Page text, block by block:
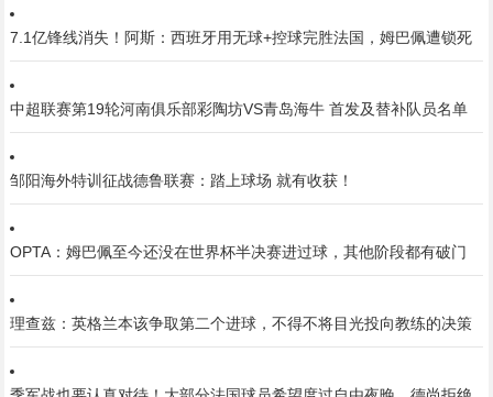
7.1亿锋线消失！阿斯：西班牙用无球+控球完胜法国，姆巴佩遭锁死
中超联赛第19轮河南俱乐部彩陶坊VS青岛海牛 首发及替补队员名单
邹阳海外特训征战德鲁联赛：踏上球场 就有收获！
OPTA：姆巴佩至今还没在世界杯半决赛进过球，其他阶段都有破门
理查兹：英格兰本该争取第二个进球，不得不将目光投向教练的决策